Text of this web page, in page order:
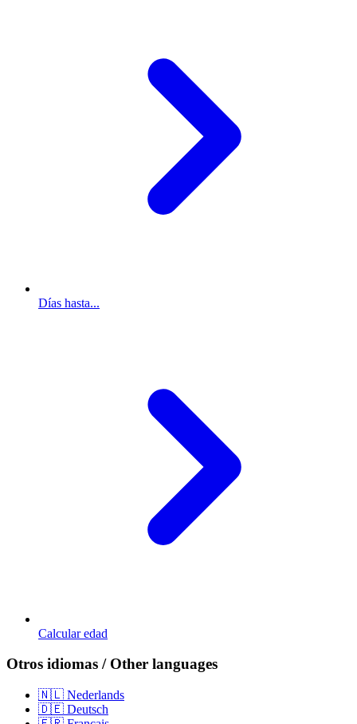
Días hasta...
Calcular edad
Otros idiomas / Other languages
🇳🇱 Nederlands
🇩🇪 Deutsch